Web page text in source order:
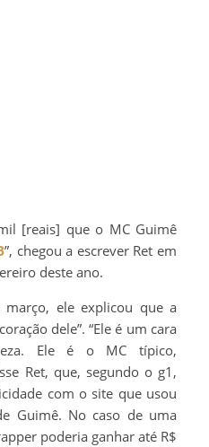
[reais] que o MC Guimê
”, chegou a escrever Ret em
deste ano.
ele explicou que a
dele”. “Ele é um cara
Ele é o MC típico,
Ret, que, segundo o g1,
com o site que usou
Guimê. No caso de uma
poderia ganhar até R$